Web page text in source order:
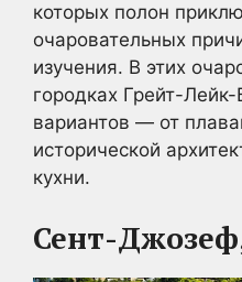
которых полон
очаровательных
изучения. В этих
городках Грейт-
вариантов — от
исторической
кухни.
Сент-